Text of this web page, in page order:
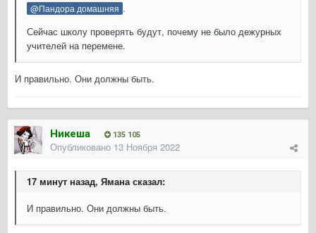
@Пандора домашняя .
Сейчас школу проверять будут, почему не было дежурных
учителей на перемене.
И правильно. Они должны быть.
Никеша 135 105
Опубликовано 13 Ноября 2022
17 минут назад, Ямана сказал:
И правильно. Они должны быть.